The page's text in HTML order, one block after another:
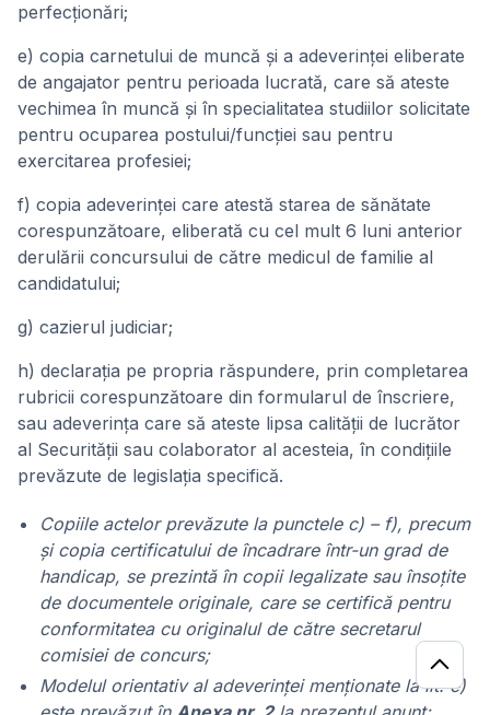
perfecţionări;
e) copia carnetului de muncă şi a adeverinţei eliberate
de angajator pentru perioada lucrată, care să ateste
vechimea în muncă şi în specialitatea studiilor solicitate
pentru ocuparea postului/funcţiei sau pentru
exercitarea profesiei;
f) copia adeverinţei care atestă starea de sănătate
corespunzătoare, eliberată cu cel mult 6 luni anterior
derulării concursului de către medicul de familie al
candidatului;
g) cazierul judiciar;
h) declaraţia pe propria răspundere, prin completarea
rubricii corespunzătoare din formularul de înscriere,
sau adeverinţa care să ateste lipsa calităţii de lucrător
al Securităţii sau colaborator al acesteia, în condiţiile
prevăzute de legislaţia specifică.
Copiile actelor prevăzute la punctele c) – f), precum
şi copia certificatului de încadrare într-un grad de
handicap, se prezintă în copii legalizate sau însoţite
de documentele originale, care se certifică pentru
conformitatea cu originalul de către secretarul
comisiei de concurs;
Modelul orientativ al adeverinţei menţionate la lit. e)